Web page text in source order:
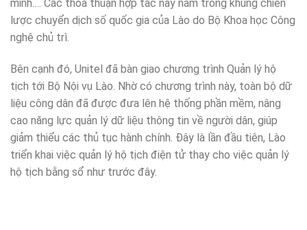
minh…. Các thỏa thuận hợp tác này nằm trong khung chiến
lược chuyển dịch số quốc gia của Lào do Bộ Khoa học Công
nghệ chủ trì.
Bên cạnh đó, Unitel đã bàn giao chương trình Quản lý hộ
tịch tới Bộ Nội vụ Lào. Nhờ có chương trình này, toàn bộ dữ
liệu công dân đã được đưa lên hệ thống phần mềm, nâng
cao năng lực quản lý dữ liệu thông tin về người dân, giúp
giảm thiểu các thủ tục hành chính. Đây là lần đầu tiên, Lào
triển khai việc quản lý hộ tịch điện tử thay cho việc quản lý
hộ tịch bằng sổ như trước đây.